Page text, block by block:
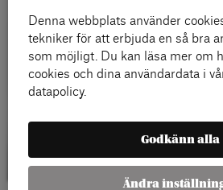
Denna webbplats använder
tekniker för att erbjuda en så bra
som möjligt. Du kan läsa mer om
cookies och dina användardata i
datapolicy.
Godkänn alla
Ändra